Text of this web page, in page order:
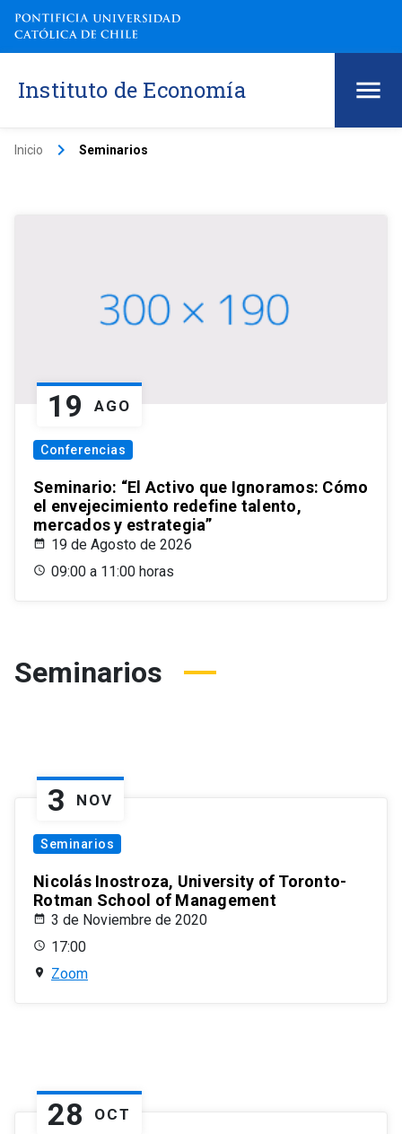
Instituto de Economía
Inicio keyboard_arrow_right Seminarios
19 AGO
Conferencias
Seminario: “El Activo que Ignoramos: Cómo
el envejecimiento redefine talento,
mercados y estrategia”
19 de Agosto de 2026
09:00 a 11:00 horas
Seminarios
3 NOV
Seminarios
Nicolás Inostroza, University of Toronto-
Rotman School of Management
3 de Noviembre de 2020
17:00
Zoom
28 OCT